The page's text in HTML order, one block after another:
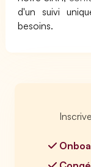
d'un suivi
besoins.